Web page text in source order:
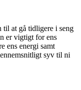
at gå tidligere i seng
er vigtigt for ens
ens energi samt
syv til ni